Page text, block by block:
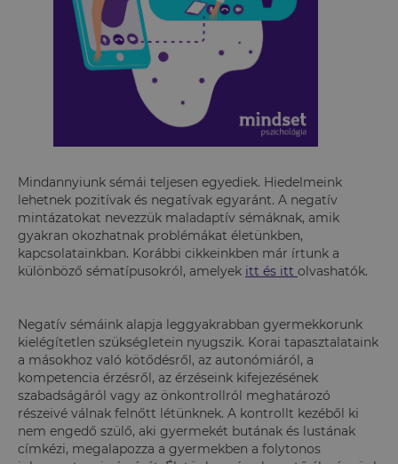
Mindannyiunk sémái teljesen egyediek. Hiedelmeink
lehetnek pozitívak és negatívak egyaránt. A negatív
mintázatokat nevezzük maladaptív sémáknak, amik
gyakran okozhatnak problémákat életünkben,
kapcsolatainkban. Korábbi cikkeinkben már írtunk a
különböző sématípusokról, amelyek itt és itt olvashatók.
Negatív sémáink alapja leggyakrabban gyermekkorunk
kielégítetlen szükségletein nyugszik. Korai tapasztalataink
a másokhoz való kötődésről, az autonómiáról, a
kompetencia érzésről, az érzéseink kifejezésének
szabadságáról vagy az önkontrollról meghatározó
részeivé válnak felnőtt létünknek. A kontrollt kezéből ki
nem engedő szülő, aki gyermekét butának és lustának
címkézi, megalapozza a gyermekben a folytonos